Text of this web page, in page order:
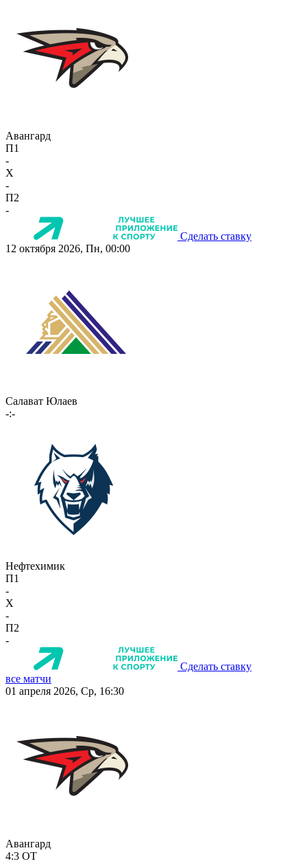
Авангард
П1
-
X
-
П2
-
Сделать ставку
12 октября 2026, Пн, 00:00
Салават Юлаев
-:-
Нефтехимик
П1
-
X
-
П2
-
Сделать ставку
все матчи
01 апреля 2026, Ср, 16:30
Авангард
4:3 ОТ